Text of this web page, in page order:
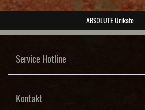
ABSOLUTE Unikate
Service Hotline
Kontakt